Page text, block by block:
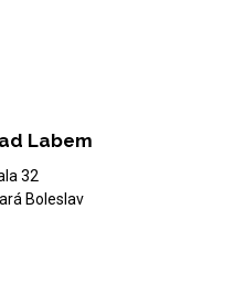
Labem
32
Boleslav